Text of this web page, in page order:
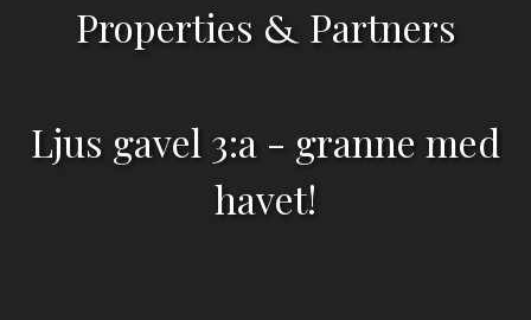
Properties & Partners
Ljus gavel 3:a - granne med
havet!